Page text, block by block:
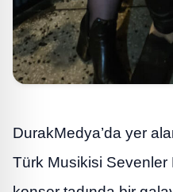
DurakMedya’da yer
Türk Musikisi Sevenler